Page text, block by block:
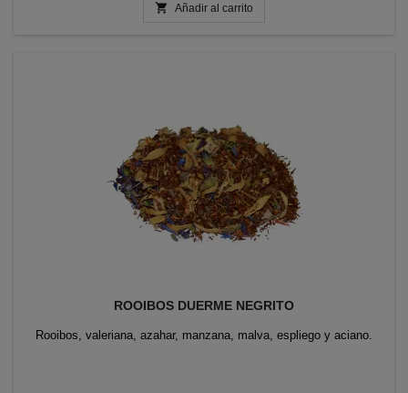
 Añadir al carrito
ROOIBOS DUERME NEGRITO
Rooibos, valeriana, azahar, manzana, malva, espliego y aciano.